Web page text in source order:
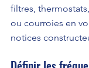
filtres,
ou courroies en
notices